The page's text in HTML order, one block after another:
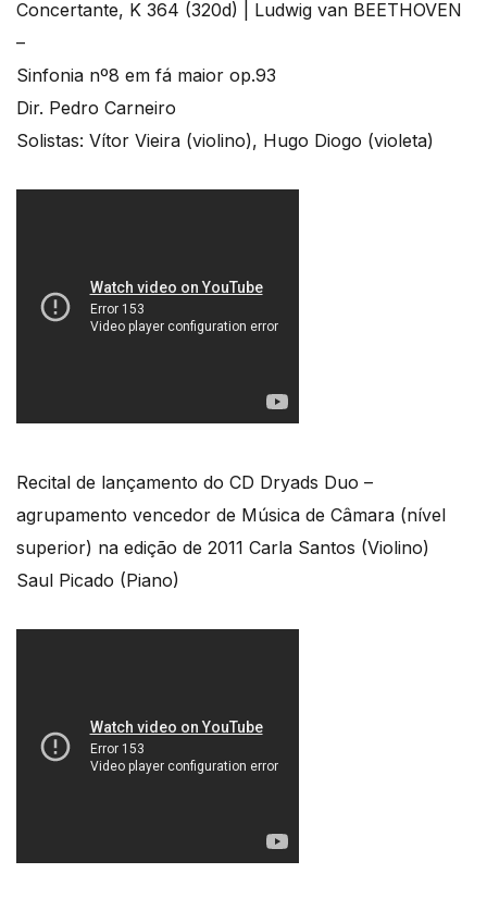
Concertante, K 364 (320d) | Ludwig van BEETHOVEN
–
Sinfonia nº8 em fá maior op.93
Dir. Pedro Carneiro
Solistas: Vítor Vieira (violino), Hugo Diogo (violeta)
Recital de lançamento do CD Dryads Duo –
agrupamento vencedor de Música de Câmara (nível
superior) na edição de 2011 Carla Santos (Violino)
Saul Picado (Piano)